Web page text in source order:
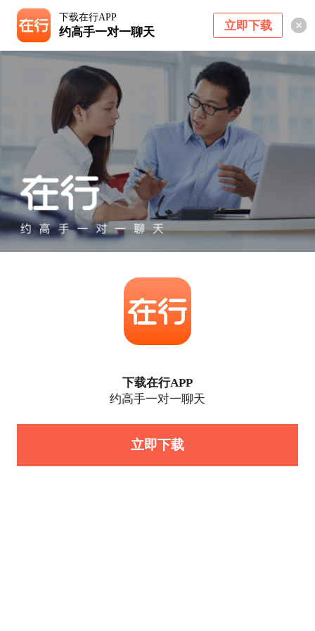
下载在行APP
约高手一对一聊天 立即下载
下载在行APP
约高手一对一聊天
立即下载